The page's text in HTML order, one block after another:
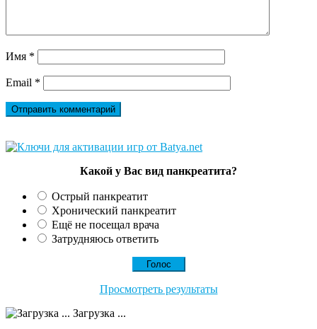
Имя *
Email *
Какой у Вас вид панкреатита?
Острый панкреатит
Хронический панкреатит
Ещё не посещал врача
Затрудняюсь ответить
Просмотреть результаты
Загрузка ...